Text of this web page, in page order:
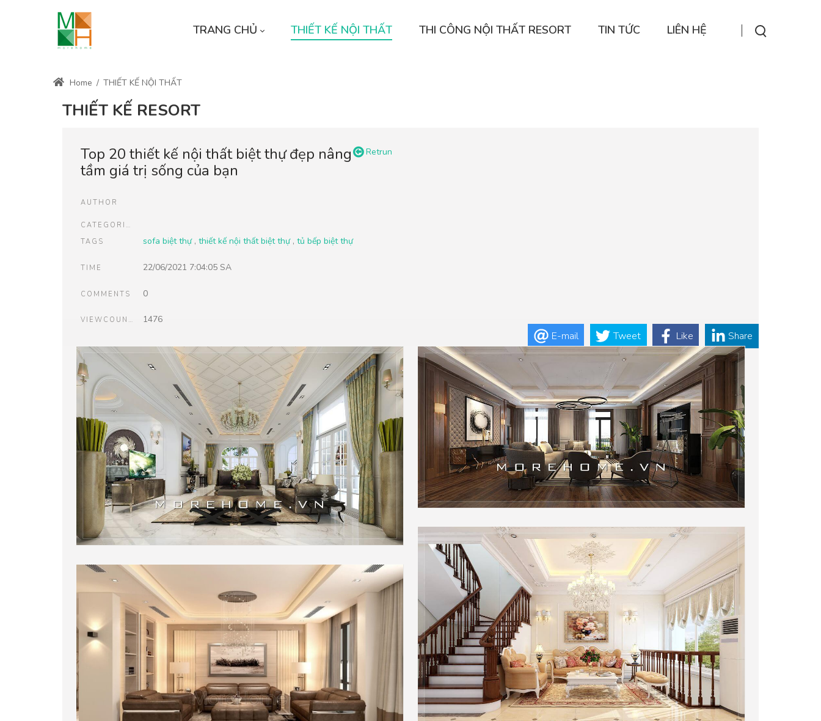
TRANG CHỦ THIẾT KẾ NỘI THẤT THI CÔNG NỘI THẤT RESORT TIN TỨC LIÊN HỆ
Home / THIẾT KẾ NỘI THẤT
THIẾT KẾ RESORT
E-mail Tweet Like Share
Retrun
Top 20 thiết kế nội thất biệt thự đẹp nâng
tầm giá trị sống của bạn
AUTHOR
CATEGORIES
TAGS
sofa biệt thự, thiết kế nội thất biệt thự, tủ bếp biệt thự
TIME 22/06/2021 7:04:05 SA
COMMENTS 0
VIEWCOUNT 1476